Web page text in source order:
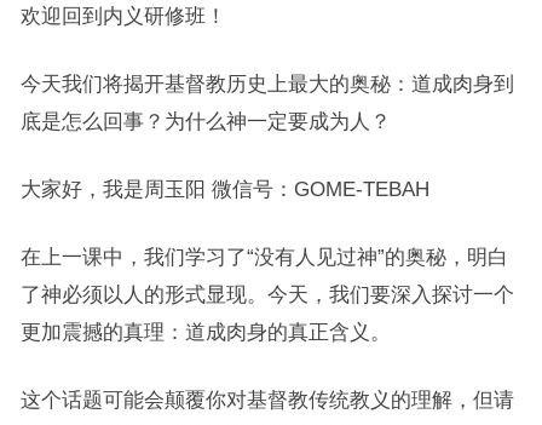
欢迎回到内义研修班！
今天我们将揭开基督教历史上最大的奥秘：道成肉身到
底是怎么回事？为什么神一定要成为人？
大家好，我是周玉阳 微信号：GOME-TEBAH
在上一课中，我们学习了“没有人见过神”的奥秘，明白
了神必须以人的形式显现。今天，我们要深入探讨一个
更加震撼的真理：道成肉身的真正含义。
这个话题可能会颠覆你对基督教传统教义的理解，但请